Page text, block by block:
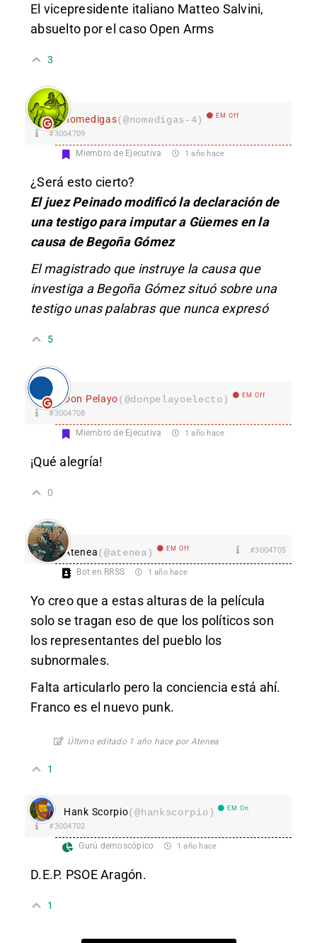
El vicepresidente italiano Matteo Salvini,
absuelto por el caso Open Arms
3
nomedigas(@nomedigas-4) EM Off
#3004709
Miembro de Ejecutiva 1 año hace
¿Será esto cierto?
El juez Peinado modificó la declaración de
una testigo para imputar a Güemes en la
causa de Begoña Gómez
El magistrado que instruye la causa que
investiga a Begoña Gómez situó sobre una
testigo unas palabras que nunca expresó
5
Don Pelayo(@donpelayoelecto) EM Off
#3004708
Miembro de Ejecutiva 1 año hace
¡Qué alegría!
0
Atenea(@atenea) EM Off #3004705
Bot en RRSS 1 año hace
Yo creo que a estas alturas de la película
solo se tragan eso de que los políticos son
los representantes del pueblo los
subnormales.
Falta articularlo pero la conciencia está ahí.
Franco es el nuevo punk.
Último editado 1 año hace por Atenea
1
Hank Scorpio(@hankscorpio) EM On
#3004702
Gurú demoscópico 1 año hace
D.E.P. PSOE Aragón.
1